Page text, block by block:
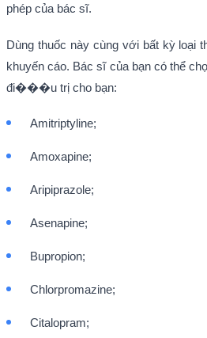
phép của bác sĩ.
Dùng thuốc này cùng với bất kỳ loại
khuyến cáo. Bác sĩ của bạn có thể
đi���u trị cho bạn:
Amitriptyline;
Amoxapine;
Aripiprazole;
Asenapine;
Bupropion;
Chlorpromazine;
Citalopram;